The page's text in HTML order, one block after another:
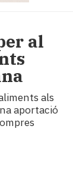
al
als
aportació